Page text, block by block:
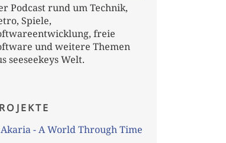
Podcast rund um Technik,
Spiele,
freie
und weitere Themen
seeseekeys Welt.
Akaria - A World Through Time